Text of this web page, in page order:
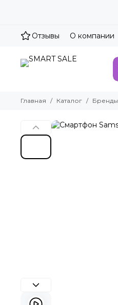
Отзывы О компании
Главная Каталог Бренды